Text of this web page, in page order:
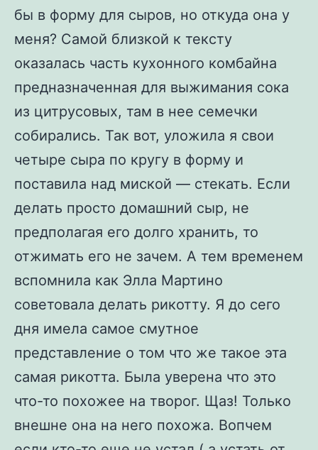
бы в форму для сыров, но откуда она у
меня? Самой близкой к тексту
оказалась часть кухонного комбайна
предназначенная для выжимания сока
из цитрусовых, там в нее семечки
собирались. Так вот, уложила я свои
четыре сыра по кругу в форму и
поставила над миской — стекать. Если
делать просто домашний сыр, не
предполагая его долго хранить, то
отжимать его не зачем. А тем временем
вспомнила как Элла Мартино
советовала делать рикотту. Я до сего
дня имела самое смутное
представление о том что же такое эта
самая рикотта. Была уверена что это
что-то похожее на творог. Щаз! Только
внешне она на него похожа. Вопчем